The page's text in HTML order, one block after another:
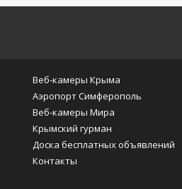
Веб-камеры Крыма
Аэропорт Симферополь
Веб-камеры Мира
Крымский гурман
Доска бесплатных объявлений
Контакты